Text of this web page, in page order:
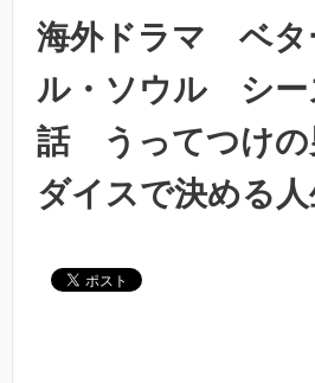
海外ドラマ ベタ
ル・ソウル シ
話 うってつけ
ダイスで決める